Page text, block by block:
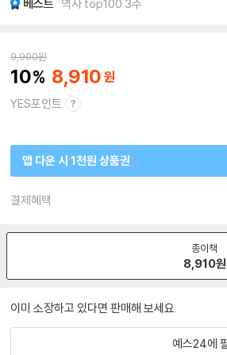
베스트 역사 top100 3주
9,900원
10 8,910
YES포인트
앱 다운 시 1천원 상품권
결제혜택
종이책
8,910원
이미 소장하고 있다면 판매해 보세요.
예스24에